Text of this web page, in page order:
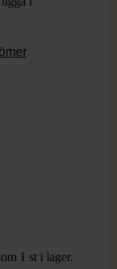
1 st i lager.